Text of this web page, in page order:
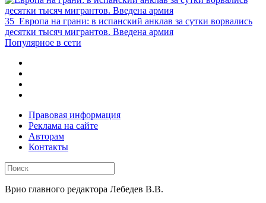
35 Европа на грани: в испанский анклав за сутки ворвались
десятки тысяч мигрантов. Введена армия
Популярное в сети
Правовая информация
Реклама на сайте
Авторам
Контакты
Врио главного редактора Лебедев В.В.